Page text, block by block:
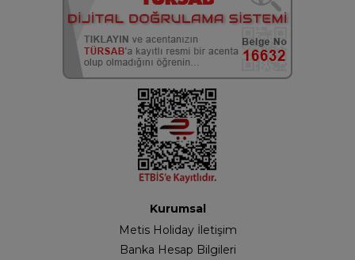
Kurumsal
Metis Holiday İletişim
Banka Hesap Bilgileri